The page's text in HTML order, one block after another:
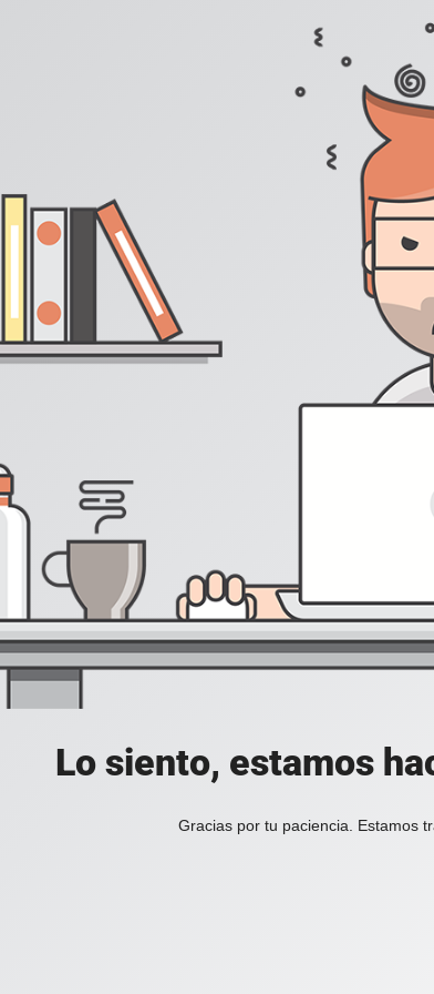
Lo siento, estamos
Gracias por tu paciencia. Estamos